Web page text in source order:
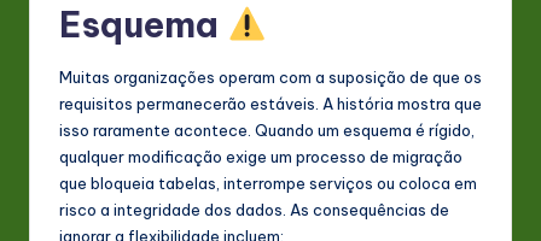
Esquema
Muitas organizações operam com a suposição de que os
requisitos permanecerão estáveis. A história mostra que
isso raramente acontece. Quando um esquema é rígido,
qualquer modificação exige um processo de migração
que bloqueia tabelas, interrompe serviços ou coloca em
risco a integridade dos dados. As consequências de
ignorar a flexibilidade incluem: